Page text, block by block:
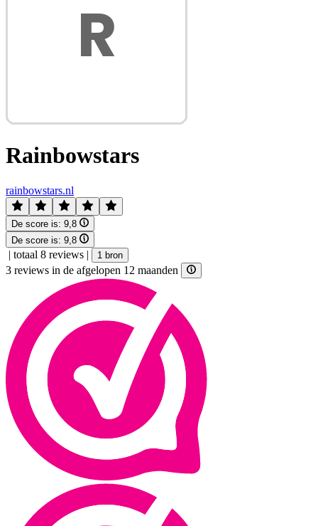
Rainbowstars
rainbowstars.nl
De score is: 9,8
De score is: 9,8
| totaal 8 reviews | 1 bron
3 reviews in de afgelopen 12 maanden